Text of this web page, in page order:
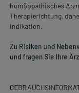
homöopathisches
Therapierichtung,
Indikation.
Zu Risiken und
und fragen Sie Ihre